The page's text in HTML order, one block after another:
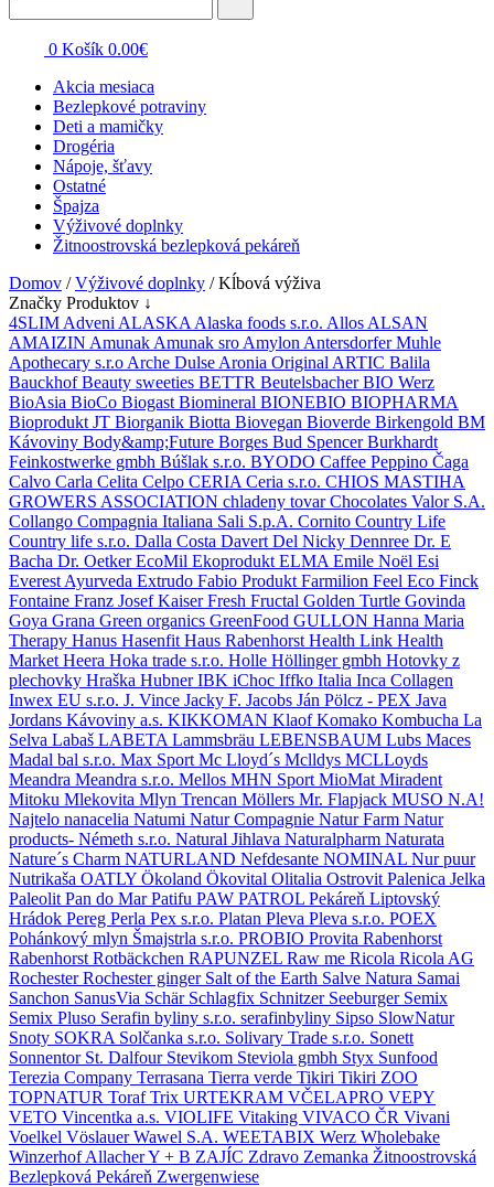
0 Košík 0.00€
Akcia mesiaca
Bezlepkové potraviny
Deti a mamičky
Drogéria
Nápoje, šťavy
Ostatné
Špajza
Výživové doplnky
Žitnoostrovská bezlepková pekáreň
Domov /Výživové doplnky / Kĺbová výživa
Značky Produktov ↓
4SLIM Adveni ALASKA Alaska foods s.r.o. Allos ALSAN
AMAIZIN Amunak Amunak sro Amylon Antersdorfer Muhle
Apothecary s.r.o Arche Dulse Aronia Original ARTIC Balila
BauckhofBeauty sweeties BETTR BeutelsbacherBIO Werz
BioAsia BioCo Biogast Biomineral BIONEBIO BIOPHARMA
Bioprodukt JT Biorganik Biotta Biovegan Bioverde Birkengold BM
Kávoviny Body&amp;Future Borges Bud SpencerBurkhardt
Feinkostwerke gmbh Búšlak s.r.o. BYODO Caffee Peppino Čaga
Calvo Carla Celita Celpo CERIA Ceria s.r.o. CHIOS MASTIHA
GROWERS ASSOCIATION chladeny tovarChocolates Valor S.A.
Collango Compagnia Italiana Sali S.p.A. Cornito Country Life
Country life s.r.o. Dalla Costa Davert Del Nicky Dennree Dr. E
Bacha Dr. OetkerEcoMil Ekoprodukt ELMA Emile Noël Esi
Everest Ayurveda Extrudo Fabio Produkt Farmilion Feel Eco Finck
Fontaine Franz Josef KaiserFresh Fructal Golden Turtle Govinda
Goya Grana Green organics GreenFood GULLON Hanna Maria
Therapy Hanus Hasenfit Haus Rabenhorst Health Link Health
Market Heera Hoka trade s.r.o. Holle Höllinger gmbh Hotovky z
plechovky Hraška HubnerIBK iChoc Iffko Italia Inca Collagen
Inwex EU s.r.o. J. Vince Jacky F. Jacobs Ján Pölcz - PEX Java
Jordans Kávoviny a.s. KIKKOMAN KlaofKomako Kombucha La
Selva Labaš LABETA Lammsbräu LEBENSBAUM Lubs Maces
Madal bal s.r.o. Max Sport Mc Lloyd´s Mclldys MCLLoyds
Meandra Meandra s.r.o. Mellos MHN Sport MioMat Miradent
Mitoku Mlekovita Mlyn Trencan Möllers Mr. Flapjack MUSO N.A!
Najtelo nanacelia Natumi Natur Compagnie Natur Farm Natur
products- Németh s.r.o. Natural Jihlava Naturalpharm Naturata
Nature´s Charm NATURLAND Nefdesante NOMINAL Nur puur
Nutrikaša OATLY Ökoland Ökovital Olitalia Ostrovit Palenica Jelka
Paleolit Pan do MarPatifu PAW PATROL Pekáreň Liptovský
Hrádok Pereg Perla Pex s.r.o. Platan Pleva Pleva s.r.o. POEX
Pohánkový mlyn Šmajstrla s.r.o. PROBIO Provita Rabenhorst
Rabenhorst Rotbäckchen RAPUNZEL Raw me Ricola Ricola AG
RochesterRochester ginger Salt of the Earth Salve Natura Samai
Sanchon SanusVia Schär Schlagfix Schnitzer Seeburger Semix
Semix Pluso Serafin byliny s.r.o. serafinbyliny Sipso SlowNatur
Snoty SOKRA Solčanka s.r.o. Solivary Trade s.r.o. Sonett
Sonnentor St. Dalfour Stevikom Steviola gmbh Styx Sunfood
Terezia Company Terrasana Tierra verde Tikiri Tikiri ZOO
TOPNATUR TorafTrix URTEKRAM VČELAPRO VEPY
VETO Vincentka a.s. VIOLIFE Vitaking VIVACO ČR Vivani
Voelkel VöslauerWawel S.A. WEETABIX Werz Wholebake
Winzerhof AllacherY + B ZAJÍC Zdravo Zemanka Žitnoostrovská
Bezlepková Pekáreň Zwergenwiese